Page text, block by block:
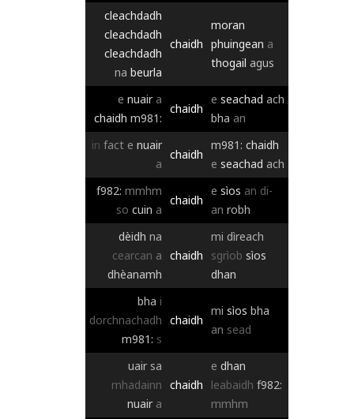
cleachdadh
cleachdadh
cleachdadh
na beurla
chaidh
moran
phuingean a
thogail agus
e nuair a
chaidh m981:
chaidh
e seachad ach
bha an
in fact e nuair
a
chaidh
m981: chaidh
e seachad ach
f982: mmhm
so cuin a
chaidh
e sìos an di-
an robh
dèidh na
cearcan a
dhèanamh
chaidh
mi dìreach
sgrìob sìos
dhan
bha i
dorchnachadh
m981: s
chaidh
mi sìos bha
an sead
uair sa
mhadainn
nuair a
chaidh
e dhan
leabaidh f982:
mmhm